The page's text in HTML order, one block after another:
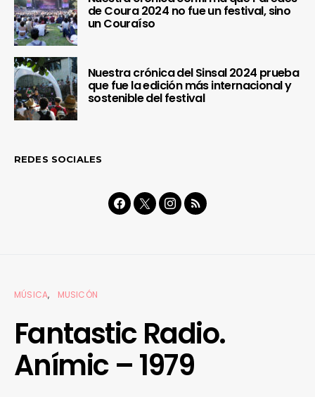
de Coura 2024 no fue un festival, sino
un Couraíso
Nuestra crónica del Sinsal 2024 prueba
que fue la edición más internacional y
sostenible del festival
REDES SOCIALES
MÚSICA MUSICÓN
Fantastic Radio.
Anímic – 1979